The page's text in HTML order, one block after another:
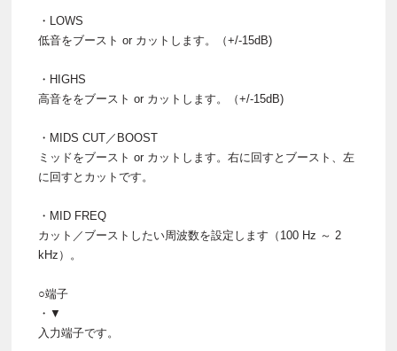
・LOWS
低音をブースト or カットします。（+/-15dB)
・HIGHS
高音ををブースト or カットします。（+/-15dB)
・MIDS CUT／BOOST
ミッドをブースト or カットします。右に回すとブースト、左
に回すとカットです。
・MID FREQ
カット／ブーストしたい周波数を設定します（100 Hz ～ 2
kHz）。
○端子
・▼
入力端子です。